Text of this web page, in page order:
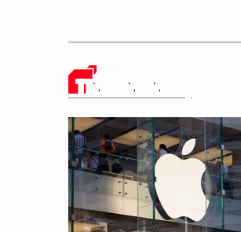
TIN CÔNG NGHỆ